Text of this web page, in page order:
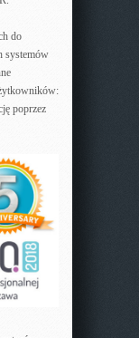
do
systemów
poprzez